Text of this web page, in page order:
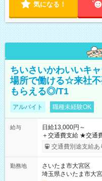
気になる！
ちいさいかわいいキ
場所で働ける☆来社
もらえる◎/T1
アルバイト 職種未経験OK
給与
日給13,000円～
＋交通費支給 ★交通費全額支給！ ┗案件により規定あり ★日払
いOK！（規定あり
ンビニATMから 日払い分を
交通費別途支給あ
勤務地
さいたま市大宮区
埼玉県さいたま市大